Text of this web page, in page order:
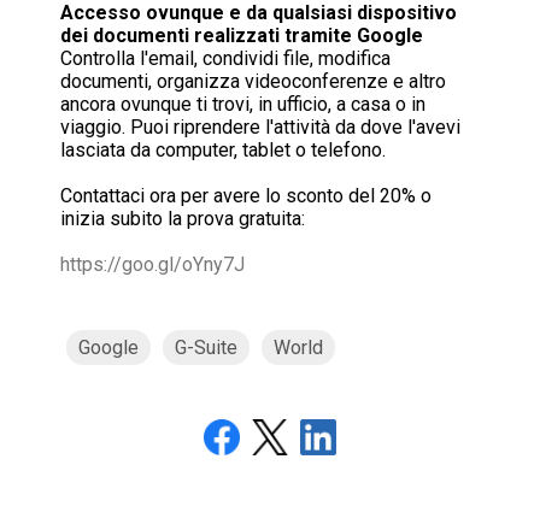
Accesso ovunque e da qualsiasi dispositivo
dei documenti realizzati tramite Google
Controlla l'email, condividi file, modifica
documenti, organizza videoconferenze e altro
ancora ovunque ti trovi, in ufficio, a casa o in
viaggio. Puoi riprendere l'attività da dove l'avevi
lasciata da computer, tablet o telefono.
Contattaci ora per avere lo sconto del 20% o
inizia subito la prova gratuita:
https://goo.gl/oYny7J
Google G-Suite World